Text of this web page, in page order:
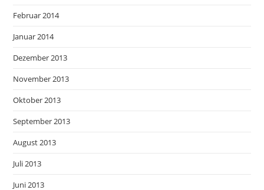
Februar 2014
Januar 2014
Dezember 2013
November 2013
Oktober 2013
September 2013
August 2013
Juli 2013
Juni 2013